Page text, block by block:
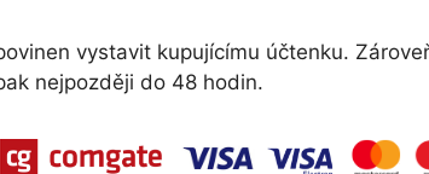
vystavit kupujícímu účtenku.
nejpozději do 48 hodin.